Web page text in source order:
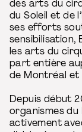
des arts du
du Soleil et de
ses efforts
sensibilisation,
les arts du
part entière
de Montréal et
Depuis début
organismes
activement